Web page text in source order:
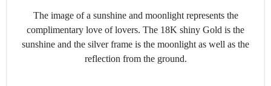
The image of a sunshine and moonlight represents the
complimentary love of lovers. The 18K shiny Gold is the
sunshine and the silver frame is the moonlight as well as the
reflection from the ground.